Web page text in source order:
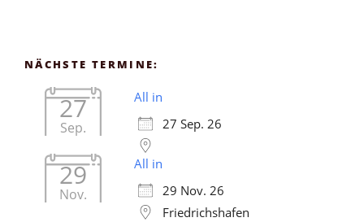
NÄCHSTE TERMINE:
27
Sep.
All in
27 Sep. 26
29
Nov.
All in
29 Nov. 26
Friedrichshafen